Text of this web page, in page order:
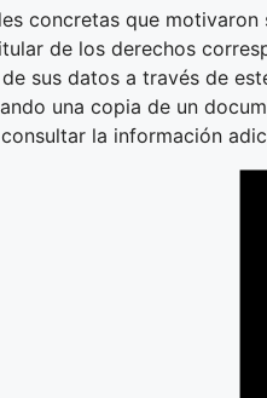
concretas que
de los derechos
sus datos a través de
una copia de un
consultar la información